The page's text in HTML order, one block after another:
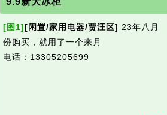
[图1][闲置/家用电器/贾汪区] 23年八月
份购买，就用了一个来月​‌‌
电话：13305205699